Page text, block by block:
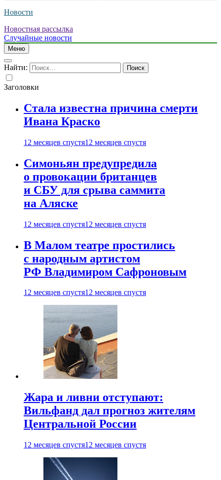
Новости
Новостная рассылка
Случайные новости
Меню
Найти:
Заголовки
Стала известна причина смерти
Ивана Краско
12 месяцев спустя12 месяцев спустя
Симоньян предупредила
о провокации британцев
и СБУ для срыва саммита
на Аляске
12 месяцев спустя12 месяцев спустя
В Малом театре простились
с народным артистом
РФ Владимиром Сафроновым
12 месяцев спустя12 месяцев спустя
Жара и ливни отступают:
Вильфанд дал прогноз жителям
Центральной России
12 месяцев спустя12 месяцев спустя